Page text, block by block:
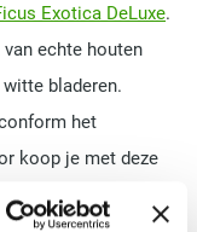
Exotica DeLuxe.
echte houten
bladeren.
het
koop je met deze
ogende